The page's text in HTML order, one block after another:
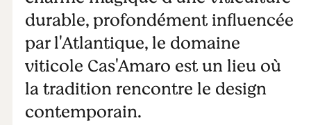
durable, profondément influencée
par l'Atlantique, le domaine
viticole Cas'Amaro est un lieu où
la tradition rencontre le design
contemporain.